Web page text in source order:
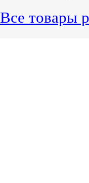
Все товары